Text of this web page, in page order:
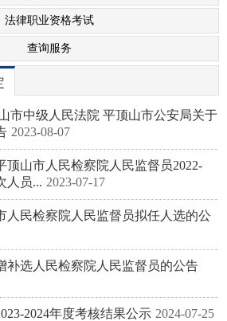
律师公证和
仲裁工作
法律援助
法律职业资
格考试
查询服务
法律职业资格考试
查询服务
市中级人民法院 平顶山市公安局关于
2023-08-07
顶山市人民检察院人民监督员2022-
人员... 2023-07-17
人民检察院人民监督员拟任人选的公
补选人民检察院人民监督员的公告
2024年度考核结果公示 2024-07-25